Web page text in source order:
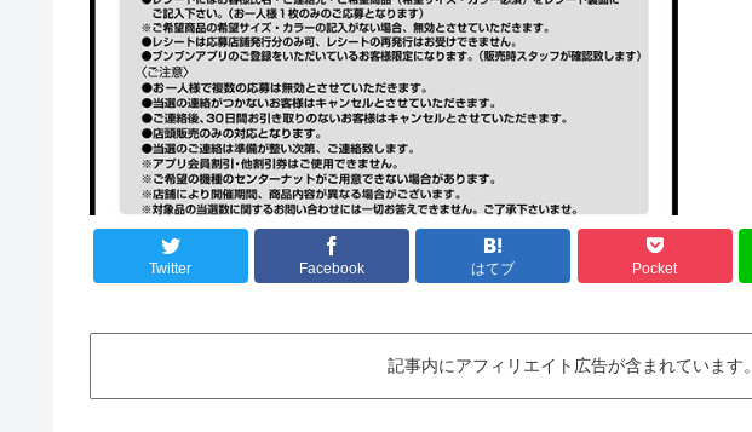
Twitter Facebook はてブ Pocket
記事内にアフィリエイト広告が含まれています。